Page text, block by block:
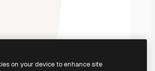
on your device to enhance site